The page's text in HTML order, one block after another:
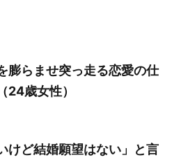
膨らませ突っ走る恋愛の仕
24歳女性）
けど結婚願望はない」と言